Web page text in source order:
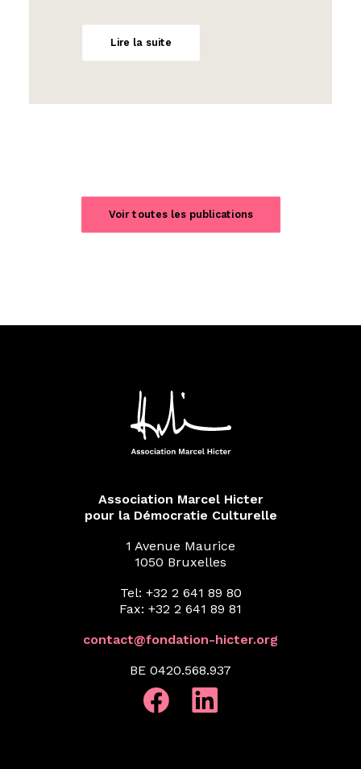
Lire la suite
Voir toutes les publications
Association Marcel Hicter
pour la Démocratie Culturelle
1 Avenue Maurice
1050 Bruxelles
Tel: +32 2 641 89 80
Fax: +32 2 641 89 81
contact@fondation-hicter.org
BE 0420.568.937